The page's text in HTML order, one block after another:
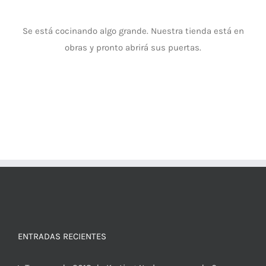
Se está cocinando algo grande. Nuestra tienda está en
obras y pronto abrirá sus puertas.
ENTRADAS RECIENTES